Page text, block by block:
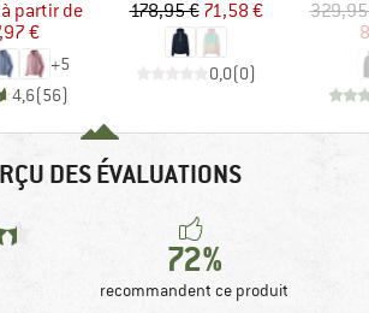
Prix
Prix réduit
à partir de
€
+5
4,6(56)
Prix
178,95 €Prix réduit
71,58 €
0,0(0)
DES ÉVALUATIONS
72%
recommandent ce produit